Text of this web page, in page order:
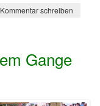
erfolgreich absolviert
schreiben
Gange